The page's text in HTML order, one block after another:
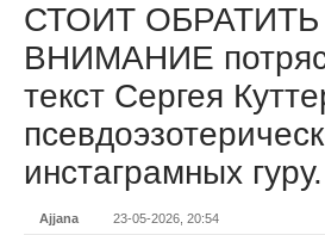
СТОИТ ОБРАТИТЬ
ВНИМАНИЕ
текст Сергея
инстаграмных гуру.
Ajjana 23-05-2026, 20:54